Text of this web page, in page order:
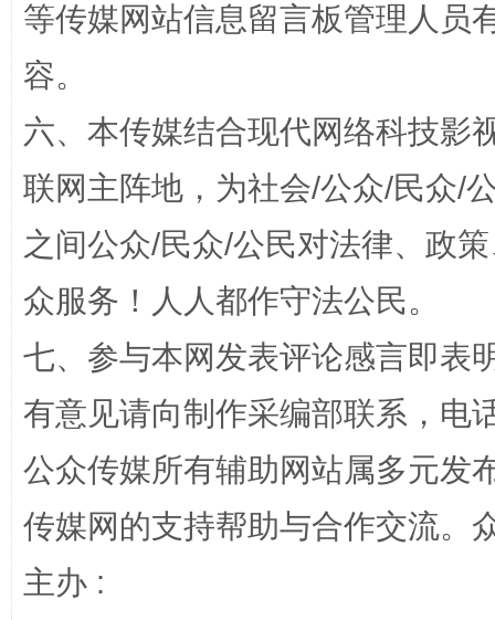
“蜀中异人”王建安的艺术幻境
等传媒网站信息留言板管理人员
容。
六、本传媒结合现代网络科技影
联网主阵地，为社会/公众/民众/
之间公众/民众/公民对法律、政
众服务！人人都作守法公民。
七、参与本网发表评论感言即表
有意见请向制作采编部联系，电
公众传媒所有辅助网站属多元发
传媒网的支持帮助与合作交流。
主办 :